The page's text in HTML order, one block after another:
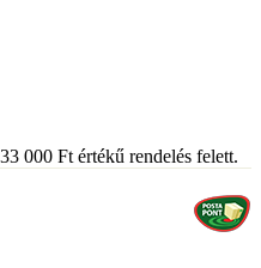
000 Ft értékű rendelés felett.